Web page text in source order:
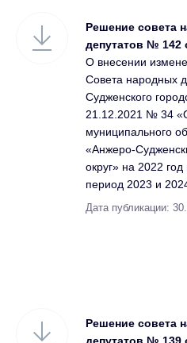
Решение совета
депутатов № 142
О внесении
Совета народных
Судженского
21.12.2021 № 34
муниципального
«Анжеро-
округ» на 2022
период 2023 и
Дата публикации:
Решение совета